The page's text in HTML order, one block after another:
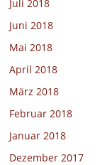
Juli 2018
Juni 2018
Mai 2018
April 2018
März 2018
Februar 2018
Januar 2018
Dezember 2017